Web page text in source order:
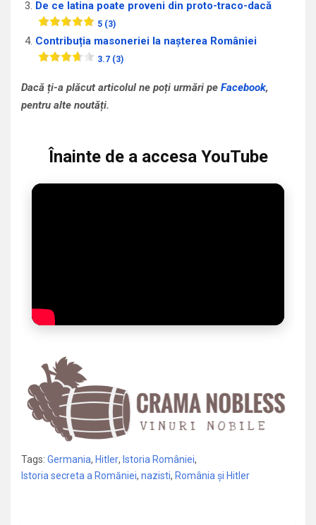
De ce latina poate proveni din proto-traco-dacă
5 (3)
Contribuția masoneriei la nașterea României
3.7 (3)
Dacă ți-a plăcut articolul ne poți urmări pe Facebook,
pentru alte noutăți.
Înainte de a accesa YouTube
Tags: Germania, Hitler, Istoria României,
Istoria secreta a Romăniei, nazisti, România și Hitler